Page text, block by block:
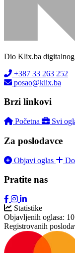
Dio Klix.ba digitalnog
+387 33 263 252
posao@klix.ba
Brzi linkovi
Početna Svi
Za poslodavce
Objavi oglas
Pratite nas
Statistike
Objavljenih oglasa:
Registrovanih